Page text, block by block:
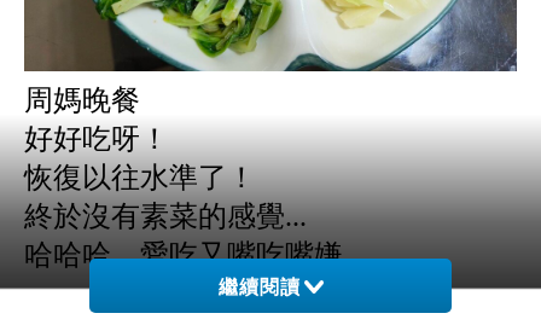
周媽晚餐
好好吃呀！
恢復以往水準了！
終於沒有素菜的感覺...
哈哈哈，愛吃又嘴吃嘴嫌
~~~
繼續閱讀